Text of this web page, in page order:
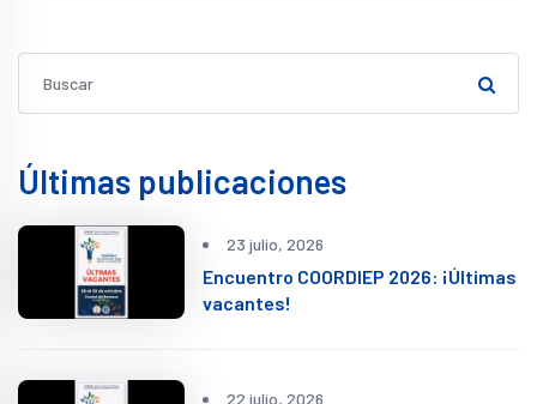
Últimas publicaciones
23 julio, 2026
Encuentro COORDIEP 2026: ¡Últimas
vacantes!
22 julio, 2026